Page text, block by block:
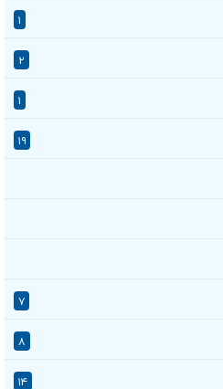
۲
۱۹
۷
۸
۱۴